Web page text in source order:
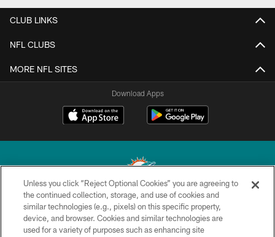
CLUB LINKS
NFL CLUBS
MORE NFL SITES
Download Apps
© 2026 Miami Dolphins, Ltd. All rights reserved.
TERMS & CONDITIONS
Unless you click “Reject Optional Cookies” you are agreeing to
the continued collection, storage, and use of cookies and
similar technologies (e.g., pixels) on this specific property,
device, and browser. Cookies and similar technologies are
used for a variety of purposes such as enhancing site